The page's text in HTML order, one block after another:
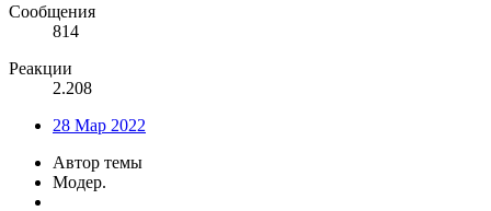
Сообщения
814
Реакции
2.208
28 Мар 2022
Автор темы
Модер.